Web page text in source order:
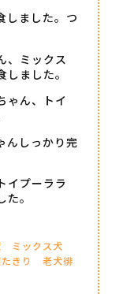
しました。つ
、ミックス
ました。
ゃん、トイ
んしっかり完
イプーララ
。
ミックス犬
きり
老犬徘